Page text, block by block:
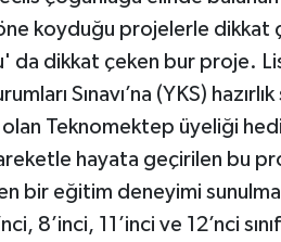
koyduğu projelerle dikkat
da dikkat çeken bur proje.
Sınavı’na (YKS)
Teknomektep üyeliği
hayata geçirilen bu
bir eğitim deneyimi
8’inci, 11’inci ve 12’nci